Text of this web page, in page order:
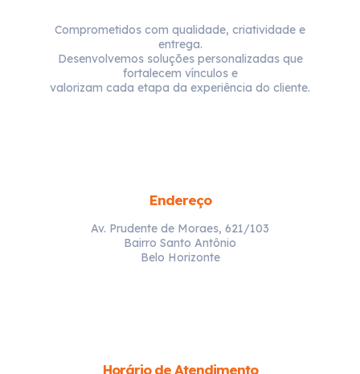
Comprometidos com qualidade, criatividade e
entrega.
Desenvolvemos soluções personalizadas que
fortalecem vínculos e
valorizam cada etapa da experiência do cliente.
Endereço
Av. Prudente de Moraes, 621/103
Bairro Santo Antônio
Belo Horizonte
Horário de Atendimento